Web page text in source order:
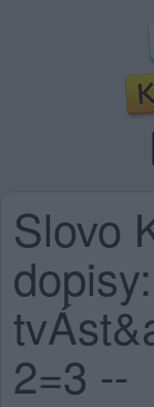
Slovo
dopisy:
2=3 --